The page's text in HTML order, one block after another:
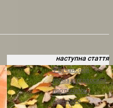
наступна стаття
У Бучанській
громаді оголосили
про початок
осіннього